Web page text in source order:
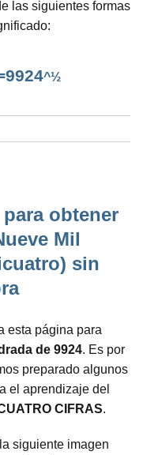
las siguientes formas
^½
obtener
Mil
sin
esta página para
de 9924. Es por
preparado algunos
el aprendizaje del
CIFRAS.
siguiente imagen